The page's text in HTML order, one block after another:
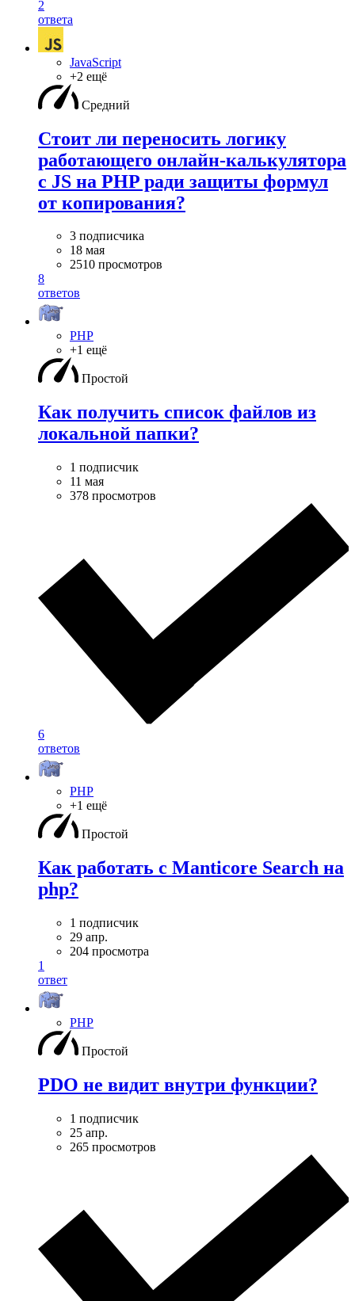
2
ответа
JavaScript
+2 ещё
Средний
Стоит ли переносить логику
работающего онлайн-калькулятора
с JS на PHP ради защиты формул
от копирования?
3 подписчика
18 мая
2510 просмотров
8
ответов
PHP
+1 ещё
Простой
Как получить список файлов из
локальной папки?
1 подписчик
11 мая
378 просмотров
6
ответов
PHP
+1 ещё
Простой
Как работать с Manticore Search на
php?
1 подписчик
29 апр.
204 просмотра
1
ответ
PHP
Простой
PDO не видит внутри функции?
1 подписчик
25 апр.
265 просмотров